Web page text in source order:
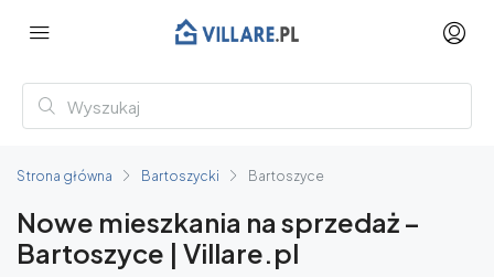
Strona główna Bartoszycki Bartoszyce
Nowe mieszkania na sprzedaż –
Bartoszyce | Villare.pl